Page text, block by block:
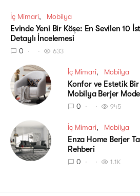
İç Mimari Mobilya
Evinde Yeni Bir Köşe: En Sevilen 10
Detaylı İncelemesi
0 633
İç Mimari Mobilya
Konfor ve Estetik
Mobilya Berjer
0 945
İç Mimari Mobilya
Enza Home Berjer
Rehberi
0 1.1K